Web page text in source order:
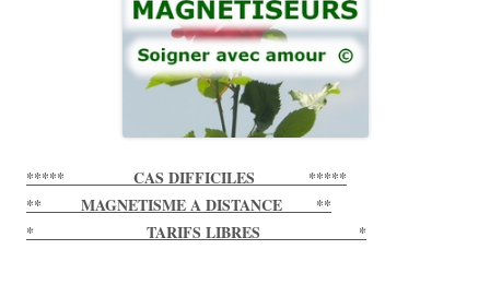
***** CAS DIFFICILES *****
** MAGNETISME A DISTANCE **
* TARIFS LIBRES *